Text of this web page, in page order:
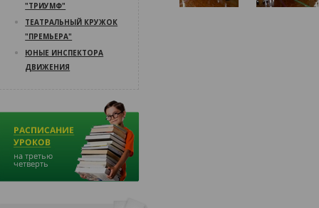
"ТРИУМФ"
ТЕАТРАЛЬНЫЙ КРУЖОК
"ПРЕМЬЕРА"
ЮНЫЕ ИНСПЕКТОРА
ДВИЖЕНИЯ